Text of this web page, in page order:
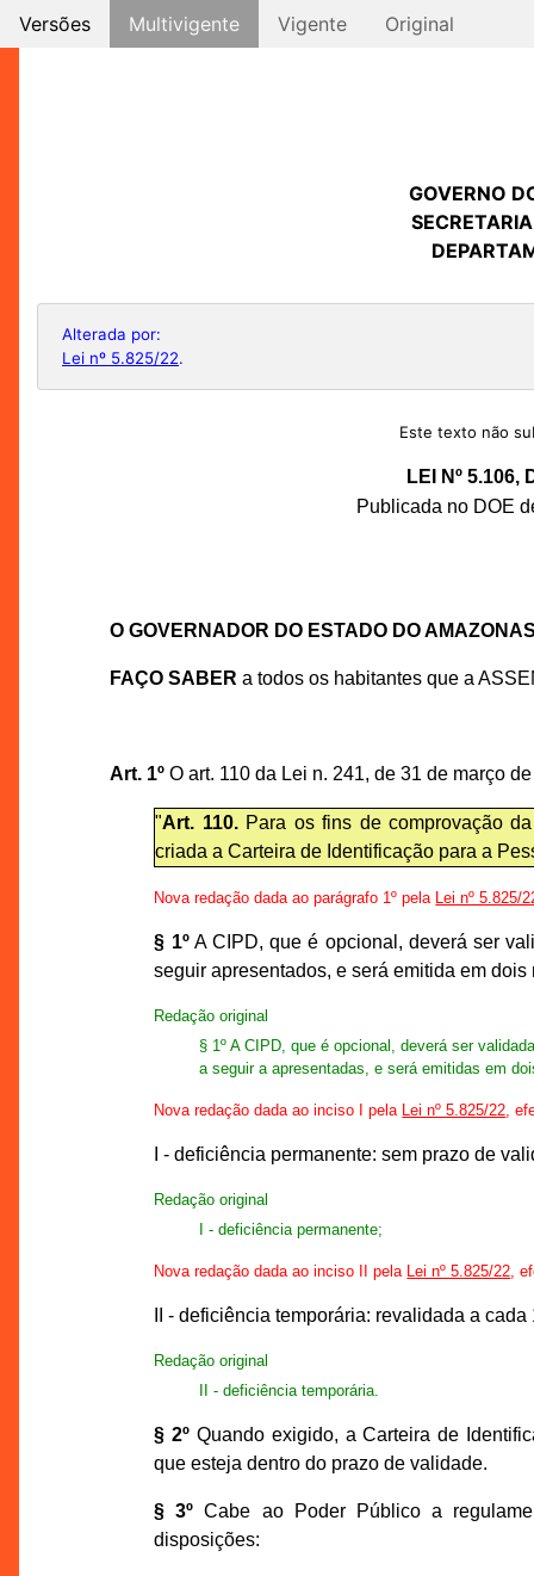
Versões Multivigente Vigente Original
GOVERNO
Alterada por:
Lei nº 5.825/22.
Este texto não
LEI Nº 5.106,
Publicada no DOE
O GOVERNADOR DO ESTADO DO
FAÇO SABER a todos os habitantes que a
Art. 1ºO art. 110 da Lei n. 241, de 31 de março
"Art. 110.Para os fins de comprovação
criada a Carteira de Identificação para a
Nova redação dada ao parágrafo 1º pela Lei nº 5.825/
§ 1ºA CIPD, que é opcional, deverá ser
seguir apresentados, e será emitida em dois
Redação original
§ 1º A CIPD, que é opcional, deverá ser
a seguir a apresentadas, e será emitidas em
Nova redação dada ao inciso I pela Lei nº 5.825/22,
I - deficiência permanente: sem prazo de
Redação original
I - deficiência permanente;
Nova redação dada ao inciso II pela Lei nº 5.825/22,
II - deficiência temporária: revalidada a cada
Redação original
II - deficiência temporária.
§ 2º Quando exigido, a Carteira de
que esteja dentro do prazo de validade.
§ 3º Cabe ao Poder Público a
disposições: